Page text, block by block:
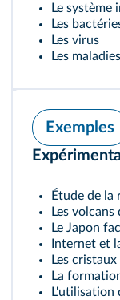
Le système
Les
Les virus
Les
Exemples
Étude de la
Les volcans
Le Japon
Internet et
Les
La
L'utilisation